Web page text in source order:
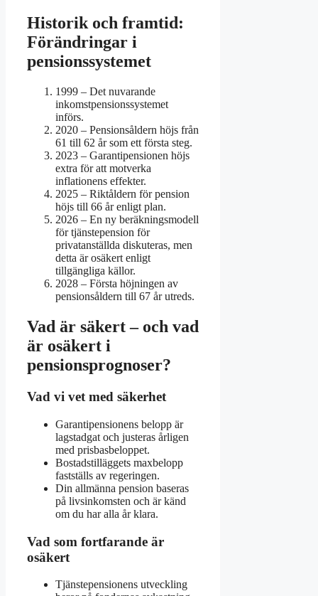
Historik och framtid:
Förändringar i
pensionssystemet
1999 – Det nuvarande
inkomstpensionssystemet
införs.
2020 – Pensionsåldern höjs från
61 till 62 år som ett första steg.
2023 – Garantipensionen höjs
extra för att motverka
inflationens effekter.
2025 – Riktåldern för pension
höjs till 66 år enligt plan.
2026 – En ny beräkningsmodell
för tjänstepension för
privatanställda diskuteras, men
detta är osäkert enligt
tillgängliga källor.
2028 – Första höjningen av
pensionsåldern till 67 år utreds.
Vad är säkert – och vad
är osäkert i
pensionsprognoser?
Vad vi vet med säkerhet
Garantipensionens belopp är
lagstadgat och justeras årligen
med prisbasbeloppet.
Bostadstilläggets maxbelopp
fastställs av regeringen.
Din allmänna pension baseras
på livsinkomsten och är känd
om du har alla år klara.
Vad som fortfarande är
osäkert
Tjänstepensionens utveckling